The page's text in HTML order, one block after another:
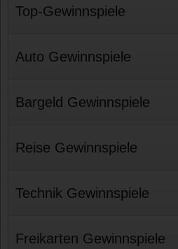
Top-Gewinnspiele
Auto Gewinnspiele
Bargeld Gewinnspiele
Reise Gewinnspiele
Technik Gewinnspiele
Freikarten Gewinnspiele